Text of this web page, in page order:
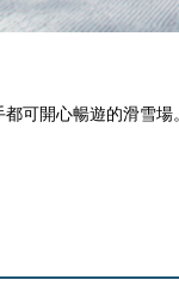
可開心暢遊的滑雪場。